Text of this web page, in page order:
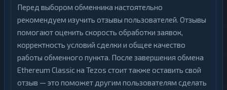
Перед выбором обменника настоятельно
рекомендуем изучить отзывы пользователей. Отзывы
помогают оценить скорость обработки заявок,
корректность условий сделки и общее качество
работы обменного пункта. После завершения обмена
Ethereum Classic на Tezos стоит также оставить свой
отзыв — это поможет другим пользователям сделать